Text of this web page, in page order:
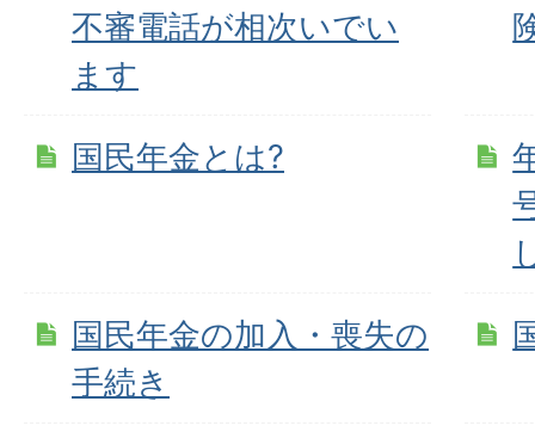
不審電話が相次いでい
ます
国民年金とは?
国民年金の加入・喪失の
手続き